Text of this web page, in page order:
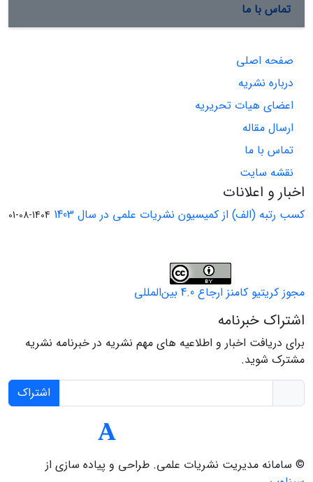
تماس با ما
صفحه اصلی
درباره نشریه
اعضای هیات تحریریه
ارسال مقاله
تماس با ما
نقشه سایت
اخبار و اعلانات
کسب رتبه (الف) از کمیسیون نشریات علمی در سال 1403 1404-08-01
مجوز کریتیو کامنز ارجاع 4.0 بین‌المللی
اشتراک خبرنامه
برای دریافت اخبار و اطلاعیه های مهم نشریه در خبرنامه نشریه
مشترک شوید.
اشتراک
© سامانه مدیریت نشریات علمی. طراحی و پیاده سازی از